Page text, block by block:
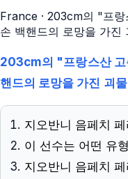
France · 203cm의 "프
손 백핸드의 로망을 가진
203cm의 "프랑스산 고
핸드의 로망을 가진 괴
지오반니 음페치
이 선수는 어떤 유
지오반니 음페치